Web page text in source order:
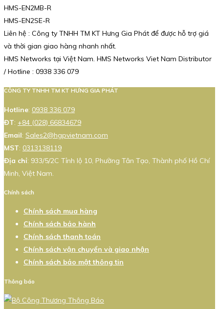
HMS-EN2MB-R
HMS-EN2SE-R
Liên hệ : Công ty TNHH TM KT Hưng Gia Phát để được hỗ trợ giá
và thời gian giao hàng nhanh nhất.
HMS Networks tại Việt Nam. HMS Networks Viet Nam Distributor
/ Hotline : 0938 336 079
CÔNG TY TNHH TM KT HƯNG GIA PHÁT
Hotline: 0938 336 079
ĐT: +84 (028) 66834679
Email: Sales2@hgpvietnam.com
MST: 0313138119
Địa chỉ: 933/5/2C Tỉnh lộ 10, Phường Tân Tạo, Thành phố Hồ Chí
Minh, Việt Nam.
Chính sách
Chính sách mua hàng
Chính sách bảo hành
Chính sách thanh toán
Chính sách vận chuyển và giao nhận
Chính sách bảo mật thông tin
Thông báo